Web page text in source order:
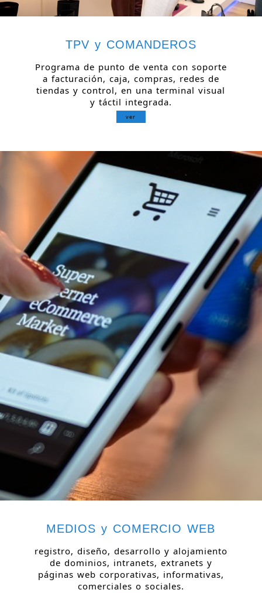
TPV y COMANDEROS
Programa de punto de venta con soporte
a facturación, caja, compras, redes de
tiendas y control, en una terminal visual
y táctil integrada.
ver
MEDIOS y COMERCIO WEB
registro, diseño, desarrollo y alojamiento
de dominios, intranets, extranets y
páginas web corporativas, informativas,
comerciales o sociales.